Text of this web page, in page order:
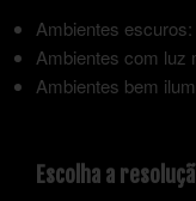
Ambientes
Ambientes com luz
Ambientes bem
Escolha a